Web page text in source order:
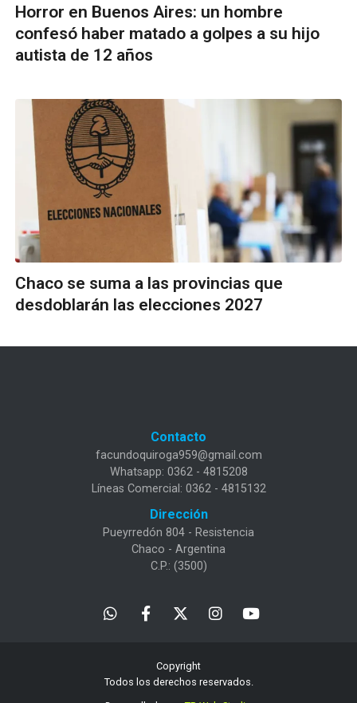
Horror en Buenos Aires: un hombre
confesó haber matado a golpes a su hijo
autista de 12 años
Chaco se suma a las provincias que
desdoblarán las elecciones 2027
Contacto
facundoquiroga959@gmail.com
Whatsapp: 0362 - 4815208
Líneas Comercial: 0362 - 4815132
Dirección
Pueyrredón 804 - Resistencia
Chaco - Argentina
C.P.: (3500)
Copyright
Todos los derechos reservados.